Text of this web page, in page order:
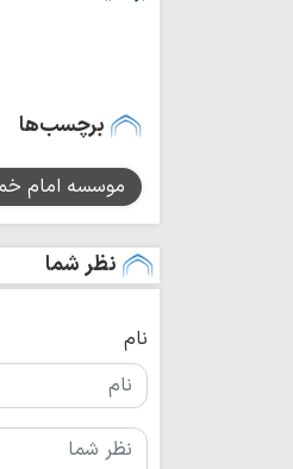
برچسب‌ها
موسسه امام
نظر شما
نام